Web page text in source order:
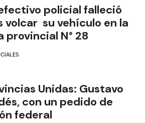
policial falleció
volcar su vehículo en la
provincial N° 28
Unidas: Gustavo
con un pedido de
federal